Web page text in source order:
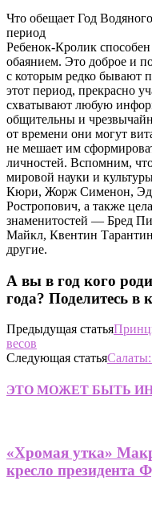
Что обещает Год
период
Ребенок-Кролик
обаянием. Это доброе и
с которым редко
этот период, прекрасно
схватывают любую
общительны и
от времени они могут
не мешает им
личностей. Вспомним,
мировой науки и
Кюри, Жорж Сименон,
Ростропович, а также
знаменитостей — Бред
Майкл, Квентин
другие.
А вы в год кого
года? Поделитесь в
Предыдущая статья
весов
Следующая статья
ЭТО МОЖЕТ БЫТЬ
«Хромая утка»
кресло президента